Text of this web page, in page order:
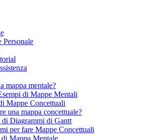
Personale
mappa mentale?
di Mappe Mentali
Mappe Concettuali
una mappa concettuale?
di Diagrammi di Gantt
per fare Mappe Concettuali
Mappa Mentale